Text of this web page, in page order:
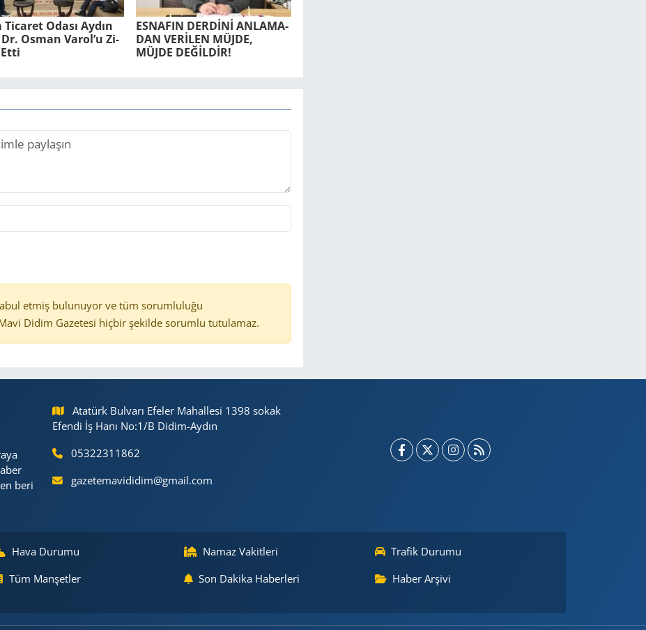
Odası Aydın
Osman Varol’u Zi­
ES­NA­FIN DERDİNİ AN­LA­MA­
DAN VERİLEN MÜJDE,
MÜJDE DEĞİLDİR!
etmiş bulunuyor ve tüm sorumluluğu
Didim Gazetesi hiçbir şekilde sorumlu tutulamaz.
beri
Atatürk Bulvarı Efeler Mahallesi 1398 sokak
Efendi İş Hanı No:1/B Didim-Aydın
05322311862
gazetemavididim@gmail.com
Hava Durumu Namaz Vakitleri
Trafik Durumu
Tüm Manşetler Son Dakika Haberleri Haber Arşivi